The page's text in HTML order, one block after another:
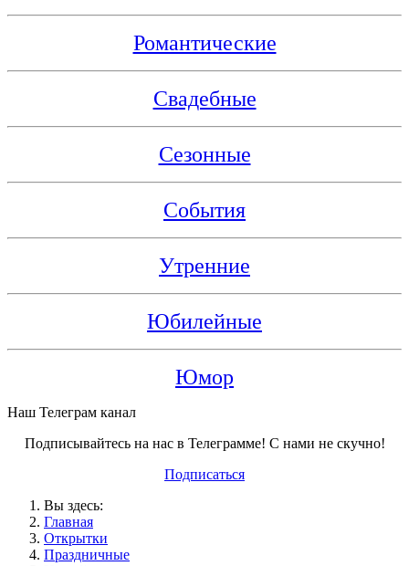
Романтические
Свадебные
Сезонные
События
Утренние
Юбилейные
Юмор
Наш Телеграм канал
Подписывайтесь на нас в Телеграмме! С нами не скучно!
Подписаться
Вы здесь:
Главная
Открытки
Праздничные